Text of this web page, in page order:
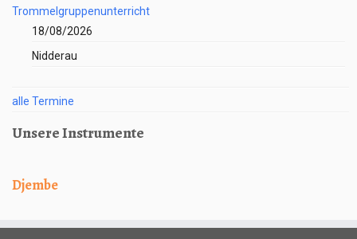
Trommelgruppenunterricht
18/08/2026
Nidderau
alle Termine
Unsere Instrumente
Djembe